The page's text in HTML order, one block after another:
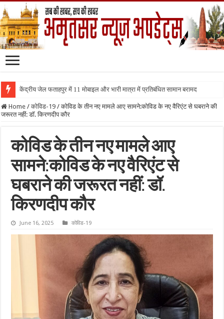
केंद्रीय जेल फताहपुर में 11 मोबाइल और भारी मात्रा में प्रतिबंधित सामान बरामद
Home / कोविड-19 / कोविड के तीन नए मामले आए सामने:कोविड के नए वैरिएंट से घबराने की
जरूरत नहीं: डॉ. किरणदीप कौर
कोविड के तीन नए मामले आए
सामने:कोविड के नए वैरिएंट से
घबराने की जरूरत नहीं: डॉ.
किरणदीप कौर
June 16, 2025 कोविड-19